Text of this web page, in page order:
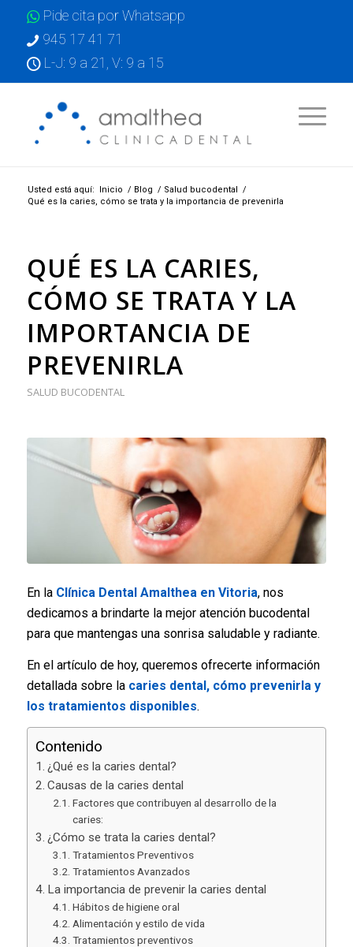
Pide cita por Whatsapp
945 17 41 71
L-J: 9 a 21, V: 9 a 15
Usted está aquí: Inicio / Blog / Salud bucodental /
Qué es la caries, cómo se trata y la importancia de prevenirla
QUÉ ES LA CARIES,
CÓMO SE TRATA Y LA
IMPORTANCIA DE
PREVENIRLA
SALUD BUCODENTAL
En la Clínica Dental Amalthea en Vitoria, nos
dedicamos a brindarte la mejor atención bucodental
para que mantengas una sonrisa saludable y radiante.
En el artículo de hoy, queremos ofrecerte información
detallada sobre la caries dental, cómo prevenirla y
los tratamientos disponibles.
Contenido
¿Qué es la caries dental?
Causas de la caries dental
Factores que contribuyen al desarrollo de la
caries:
¿Cómo se trata la caries dental?
Tratamientos Preventivos
Tratamientos Avanzados
La importancia de prevenir la caries dental
Hábitos de higiene oral
Alimentación y estilo de vida
Tratamientos preventivos